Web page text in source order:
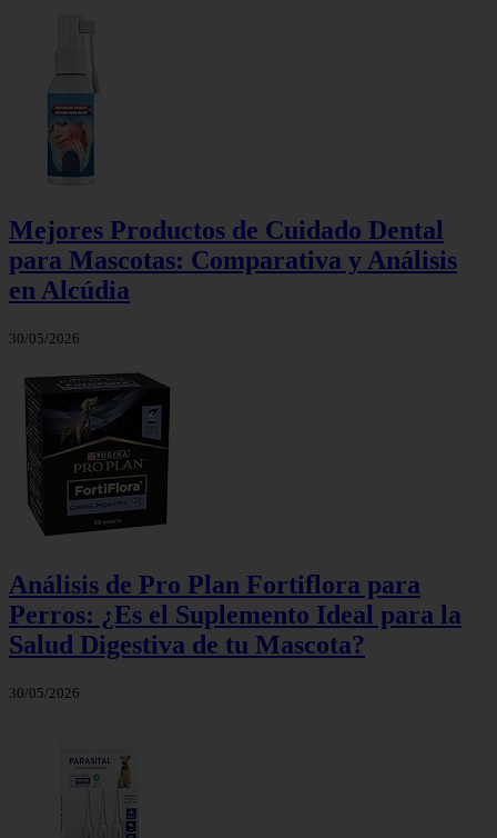
Mejores Productos de Cuidado Dental
para Mascotas: Comparativa y Análisis
en Alcúdia
30/05/2026
Análisis de Pro Plan Fortiflora para
Perros: ¿Es el Suplemento Ideal para la
Salud Digestiva de tu Mascota?
30/05/2026